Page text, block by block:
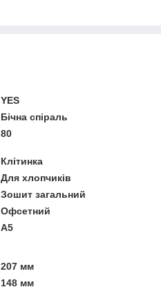
YES
Бічна спіраль
80
Клітинка
Для хлопчиків
Зошит загальний
Офсетний
A5
207 мм
148 мм